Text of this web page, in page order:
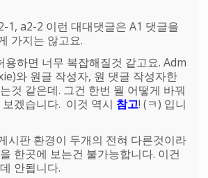
1, a2-2 이런 대대댓글은 A1 댓글을
가지는 않고요.
용하면 너무 복잡해질것 같고요. Adm
와 원글 작성자, 원 댓글 작성자한
것 같은데. 그건 한번 뭘 어떻게 바꿔
겠습니다. 이것 역시 참고! (ㅋ) 입니
시판 환경이 두개의 전혀 다른것이라
한곳에 보는건 불가능합니다. 이건
안됩니다.